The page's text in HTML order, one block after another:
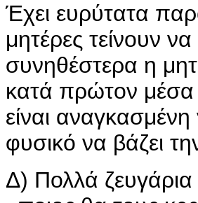
Έχει ευρύτατα
μητέρες τείνουν
συνηθέστερα η
κατά πρώτον μέσα
είναι αναγκασμένη
φυσικό να βάζει
Δ) Πολλά ζευγάρια